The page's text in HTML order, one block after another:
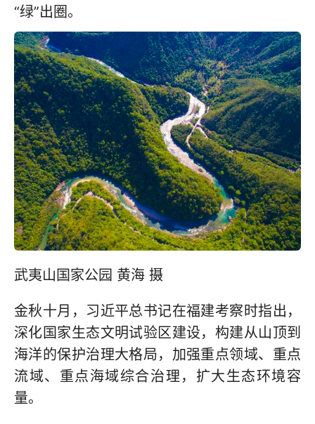
“绿”出圈。
武夷山国家公园 黄海 摄
金秋十月，习近平总书记在福建考察时指出，
深化国家生态文明试验区建设，构建从山顶到
海洋的保护治理大格局，加强重点领域、重点
流域、重点海域综合治理，扩大生态环境容
量。